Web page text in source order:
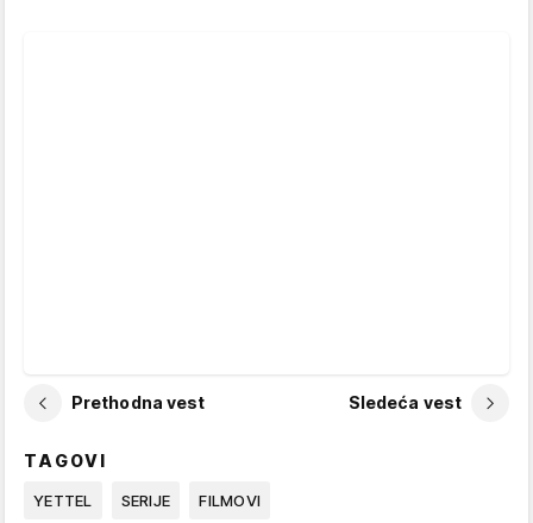
Prethodna vest Sledeća vest
TAGOVI
YETTEL SERIJE FILMOVI